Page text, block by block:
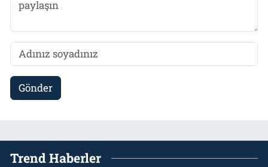
Gönder
Trend Haberler